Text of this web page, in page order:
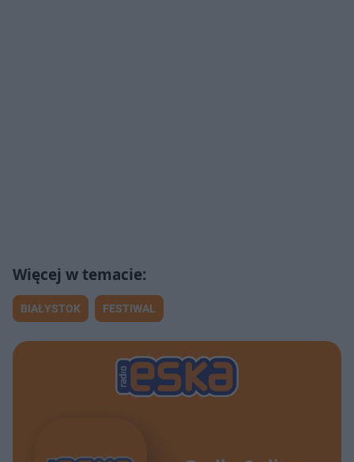
BIAŁYSTOK FESTIWAL